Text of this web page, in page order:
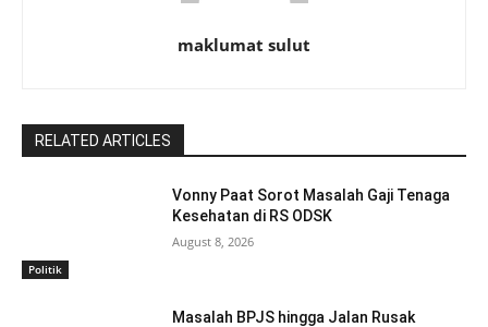
maklumat sulut
RELATED ARTICLES
Politik
Vonny Paat Sorot Masalah Gaji Tenaga
Kesehatan di RS ODSK
August 8, 2026
Masalah BPJS hingga Jalan Rusak